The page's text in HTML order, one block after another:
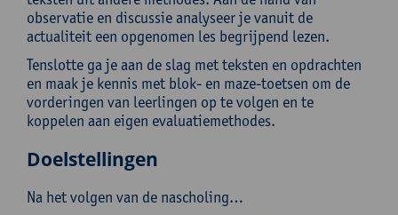
observatie en discussie analyseer je vanuit de
actualiteit een opgenomen les begrijpend lezen.
Tenslotte ga je aan de slag met teksten en opdrachten
en maak je kennis met blok- en maze-toetsen om de
vorderingen van leerlingen op te volgen en te
koppelen aan eigen evaluatiemethodes.
Doelstellingen
Na het volgen van de nascholing…